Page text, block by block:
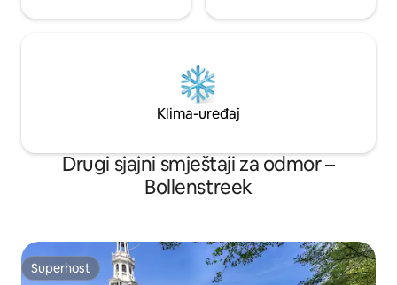
Klima-uređaj
Drugi sjajni smještaji za odmor –
Bollenstreek
Superhost
Superhost